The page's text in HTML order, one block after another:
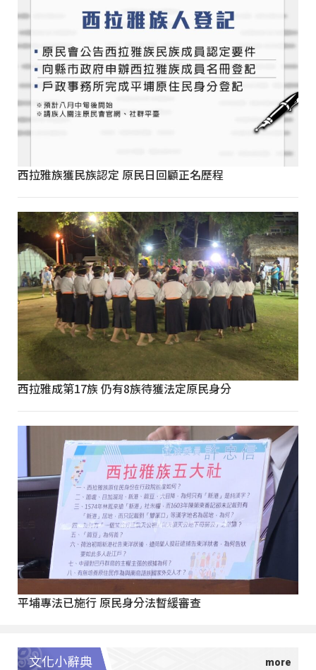
西拉雅族獲民族認定 原民日回顧正名歷程
西拉雅成第17族 仍有8族待獲法定原民身分
平埔專法已施行 原民身分法暫緩審查
文化小辭典